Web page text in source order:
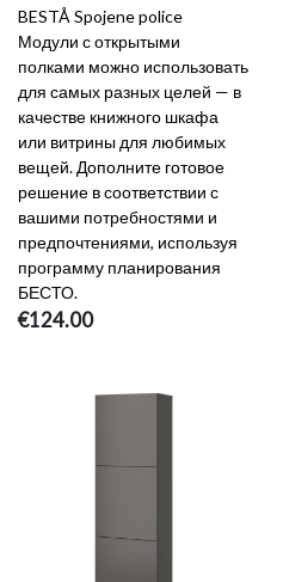
BESTÅ Spojene police
Модули с открытыми
полками можно использовать
для самых разных целей — в
качестве книжного шкафа
или витрины для любимых
вещей. Дополните готовое
решение в соответствии с
вашими потребностями и
предпочтениями, используя
программу планирования
БЕСТО.
€124.00